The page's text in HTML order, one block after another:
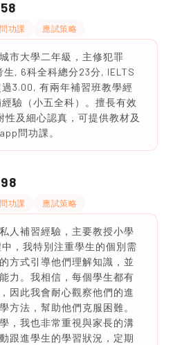
功課 應試策略
市大學二年級，主修犯罪
生, 6科全科總分23分, IELTS
3.00, 有兩年補習班教學經
驗（小五全科）。擅長有效
性及細心認真，可提供教材及
問功課。
功課 應試策略
人補習經驗，主要教授小學
，我特別注重學生的個別需
方式引導他們理解知識，並
力。我相信，每個學生都有
因此我會耐心觀察他們的進
方法，幫助他們克服困難。
，我也非常重視與家長的溝
跟進學生的學習狀況，定期